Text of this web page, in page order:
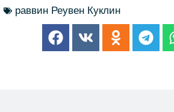
раввин Реувен Куклин